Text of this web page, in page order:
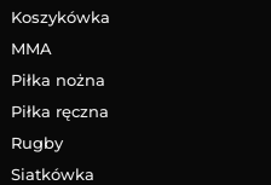
Koszykówka
MMA
Piłka nożna
Piłka ręczna
Rugby
Siatkówka